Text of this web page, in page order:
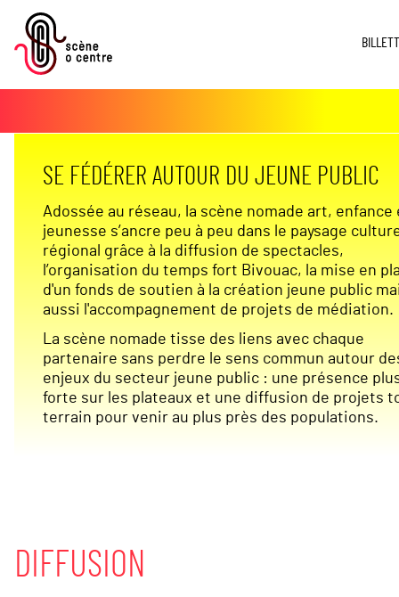
SE FÉDÉRER AUTOUR DU JEUNE PUBLIC
Adossée au réseau, la scène nomade art, enfance
jeunesse s’ancre peu à peu dans le paysage
régional grâce à la diffusion de spectacles,
l’organisation du temps fort Bivouac, la mise en
d'un fonds de soutien à la création jeune public
aussi l'accompagnement de projets de médiation.
La scène nomade tisse des liens avec chaque
partenaire sans perdre le sens commun autour
enjeux du secteur jeune public : une présence
forte sur les plateaux et une diffusion de projets
terrain pour venir au plus près des populations.
DIFFUSION